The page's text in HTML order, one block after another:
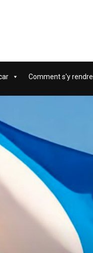
Comment s'y rendre